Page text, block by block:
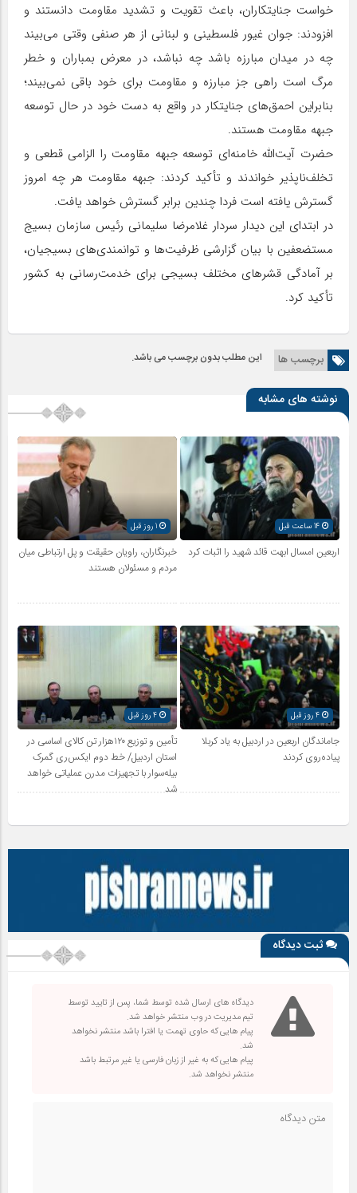
خواست جنایتکاران، باعث تقویت و تشدید مقاومت دانستند و
افزودند: جوان غیور فلسطینی و لبنانی از هر صنفی وقتی می‌بیند
چه در میدان مبارزه باشد چه نباشد، در معرض بمباران و خطر
مرگ است راهی جز مبارزه و مقاومت برای خود باقی نمی‌بیند؛
بنابراین احمق‌های جنایتکار در واقع به دست خود در حال توسعه
جبهه مقاومت هستند.
حضرت آیت‌الله خامنه‌ای توسعه جبهه مقاومت را الزامی قطعی و
تخلف‌ناپذیر خواندند و تأکید کردند: جبهه مقاومت هر چه امروز
گسترش یافته است فردا چندین برابر گسترش خواهد یافت.
در ابتدای این دیدار سردار غلامرضا سلیمانی رئیس سازمان بسیج
مستضعفین با بیان گزارشی ظرفیت‌ها و توانمندی‌های بسیجیان،
بر آمادگی قشرهای مختلف بسیجی برای خدمت‌رسانی به کشور
تأکید کرد.
برچسب ها این مطلب بدون برچسب می باشد.
نوشته های مشابه
14 ساعت قبل
اربعین امسال ابهت قائد شهید را اثبات کرد
خبرنگاران، راویان حقیقت و پل ارتباطی میان
مردم و مسئولان هستند
4 روز قبل
جاماندگان اربعین در اردبیل به یاد کربلا
پیاده‌روی کردند
تأمین و توزیع ۱۲۰هزار تن کالای اساسی در
استان اردبیل/ خط دوم ایکس‌ری گمرک
بیله‌سوار با تجهیزات مدرن عملیاتی خواهد
شد
ثبت دیدگاه
دیدگاه های ارسال شده توسط شما، پس از تایید توسط
تیم مدیریت در وب منتشر خواهد شد.
پیام هایی که حاوی تهمت یا افترا باشد منتشر نخواهد
شد.
پیام هایی که به غیر از زبان فارسی یا غیر مرتبط باشد
منتشر نخواهد شد.